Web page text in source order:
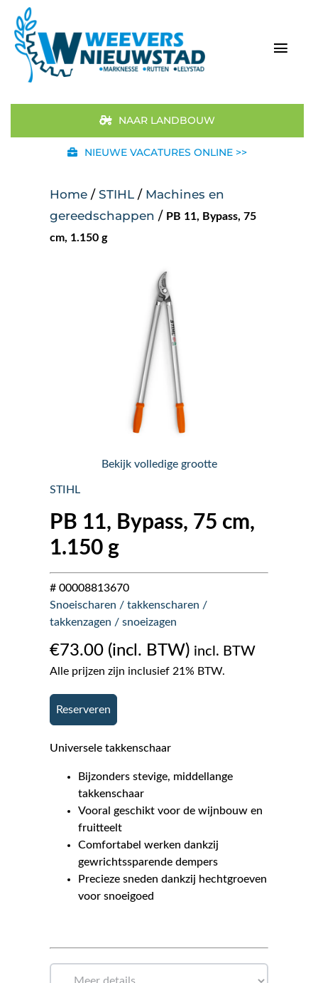
naar
inhoud
Aanbod
STIHL
Werkplaats
Nieuws
Over ons
Vacatures
Tuin & Park Contact
NAAR LANDBOUW
NIEUWE VACATURES ONLINE >>
Home / STIHL / Machines en
gereedschappen / PB 11, Bypass, 75
cm, 1.150 g
Bekijk volledige grootte
STIHL
PB 11, Bypass, 75 cm,
1.150 g
# 00008813670
Snoeischaren / takkenscharen /
takkenzagen / snoeizagen
€73.00 incl. BTW
Alle prijzen zijn inclusief 21% BTW.
Reserveren
Universele takkenschaar
Bijzonders stevige, middellange
takkenschaar
Vooral geschikt voor de wijnbouw en
fruitteelt
Comfortabel werken dankzij
gewrichtssparende dempers
Precieze sneden dankzij hechtgroeven
voor snoeigoed